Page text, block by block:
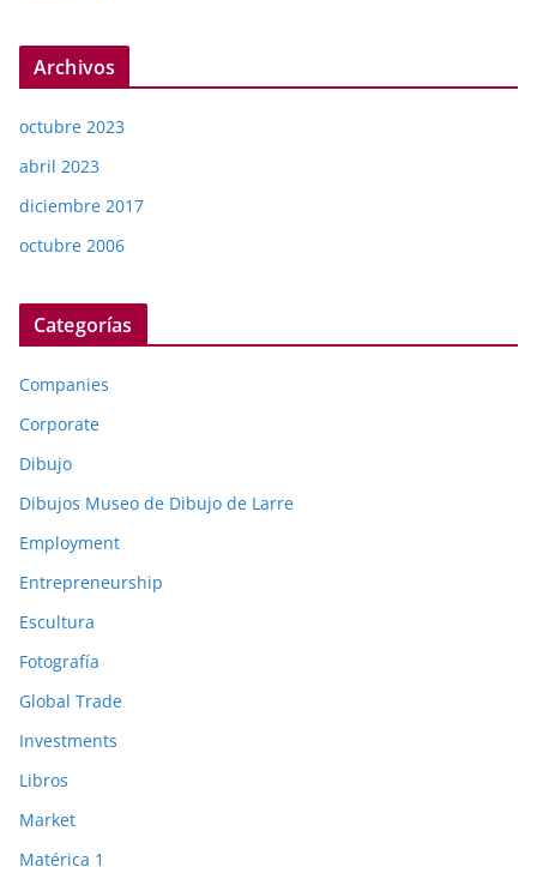
Archivos
octubre 2023
abril 2023
diciembre 2017
octubre 2006
Categorías
Companies
Corporate
Dibujo
Dibujos Museo de Dibujo de Larre
Employment
Entrepreneurship
Escultura
Fotografía
Global Trade
Investments
Libros
Market
Matérica 1